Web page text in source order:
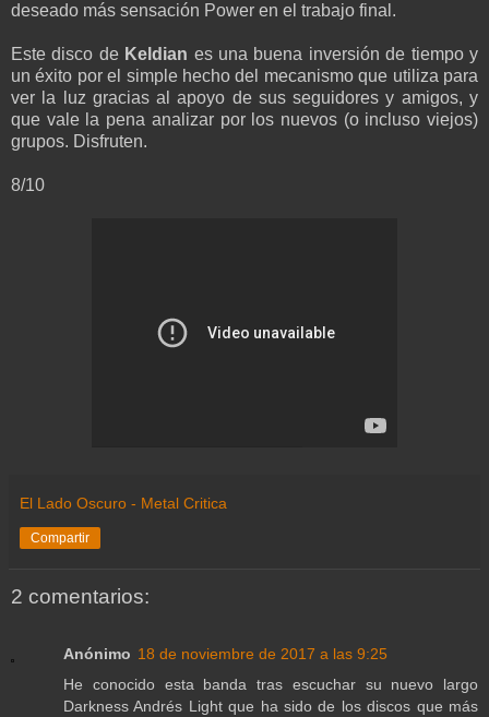
deseado más sensación Power en el trabajo final.
Este disco de Keldian es una buena inversión de tiempo y
un éxito por el simple hecho del mecanismo que utiliza para
ver la luz gracias al apoyo de sus seguidores y amigos, y
que vale la pena analizar por los nuevos (o incluso viejos)
grupos. Disfruten.
8/10
El Lado Oscuro - Metal Critica
Compartir
2 comentarios:
Anónimo 18 de noviembre de 2017 a las 9:25
He conocido esta banda tras escuchar su nuevo largo
Darkness Andrés Light que ha sido de los discos que más